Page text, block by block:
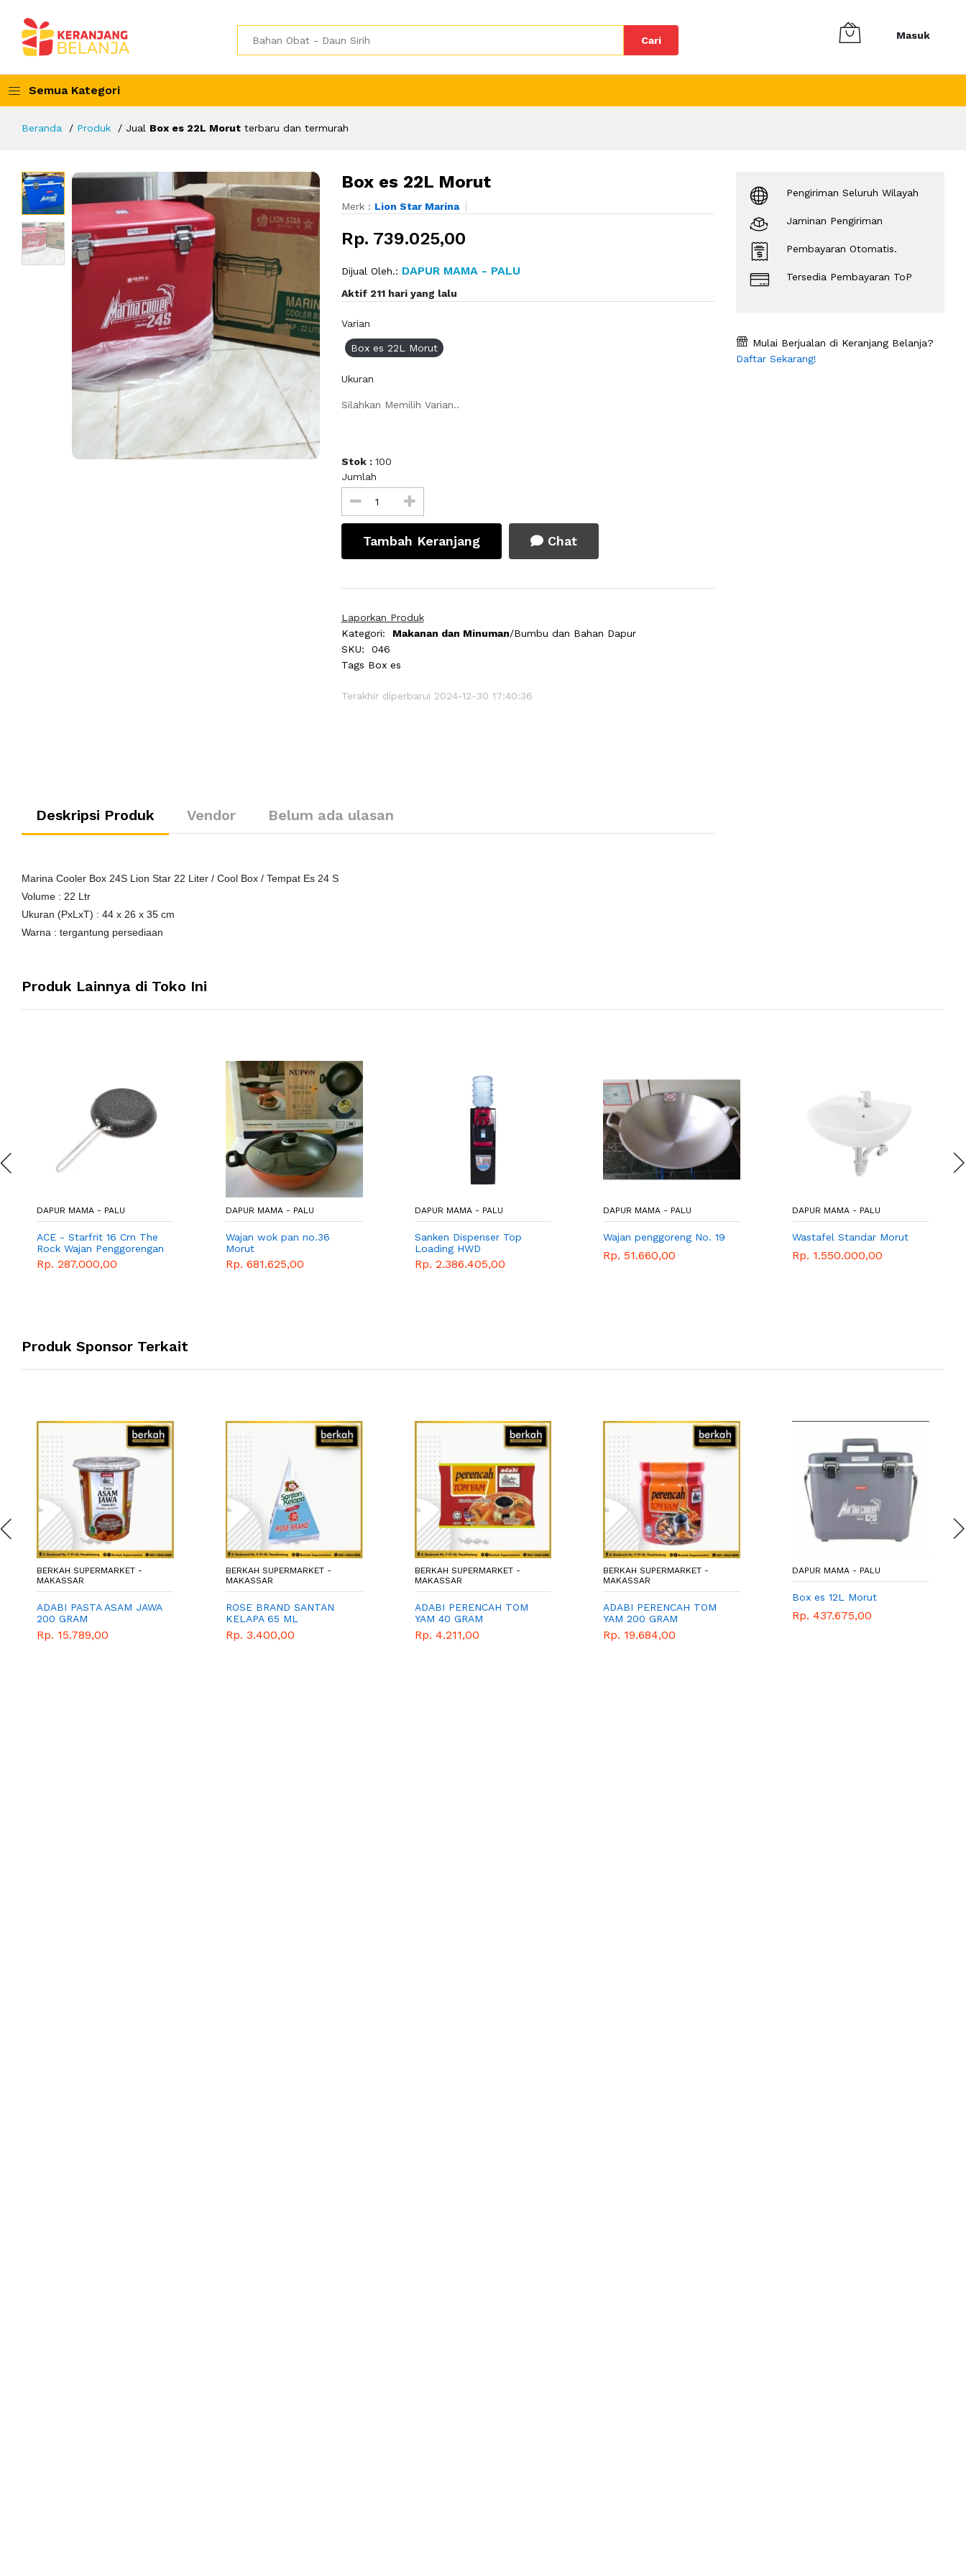
Cari Masuk
Semua Kategori
Beranda Produk Jual Box es 22L Morut terbaru dan termurah
Box es 22L Morut
Merk : Lion Star Marina
Rp. 739.025,00
Dijual Oleh.: DAPUR MAMA - PALU
Aktif 211 hari yang lalu
Varian
Box es 22L Morut
Ukuran
Silahkan Memilih Varian..
Stok : 100
Jumlah
Tambah Keranjang Chat
Laporkan Produk
Kategori:
Makanan dan Minuman/Bumbu dan Bahan Dapur
SKU:
046
Tags Box es
Terakhir diperbarui 2024-12-30 17:40:36
Deskripsi Produk Vendor Belum ada ulasan
Marina Cooler Box 24S Lion Star 22 Liter / Cool Box / Tempat Es 24 S
Volume : 22 Ltr
Ukuran (PxLxT) : 44 x 26 x 35 cm
Warna : tergantung persediaan
Pengiriman Seluruh Wilayah
Jaminan Pengiriman
Pembayaran Otomatis.
Tersedia Pembayaran ToP
Mulai Berjualan di Keranjang Belanja?
Daftar Sekarang!
Produk Lainnya di Toko Ini
DAPUR MAMA - PALU
ACE - Starfrit 16 Cm The
Rock Wajan Penggorengan
Rp. 287.000,00
DAPUR MAMA - PALU
Wajan wok pan no.36
Morut
Rp. 681.625,00
DAPUR MAMA - PALU
Sanken Dispenser Top
Loading HWD
Rp. 2.386.405,00
DAPUR MAMA - PALU
Wajan penggoreng No. 19
Rp. 51.660,00
DAPUR MAMA - PALU
Wastafel Standar Morut
Rp. 1.550.000,00
Produk Sponsor Terkait
BERKAH SUPERMARKET -
MAKASSAR
ADABI PASTA ASAM JAWA
200 GRAM
Rp. 15.789,00
BERKAH SUPERMARKET -
MAKASSAR
ROSE BRAND SANTAN
KELAPA 65 ML
Rp. 3.400,00
BERKAH SUPERMARKET -
MAKASSAR
ADABI PERENCAH TOM
YAM 40 GRAM
Rp. 4.211,00
BERKAH SUPERMARKET -
MAKASSAR
ADABI PERENCAH TOM
YAM 200 GRAM
Rp. 19.684,00
DAPUR MAMA - PALU
Box es 12L Morut
Rp. 437.675,00